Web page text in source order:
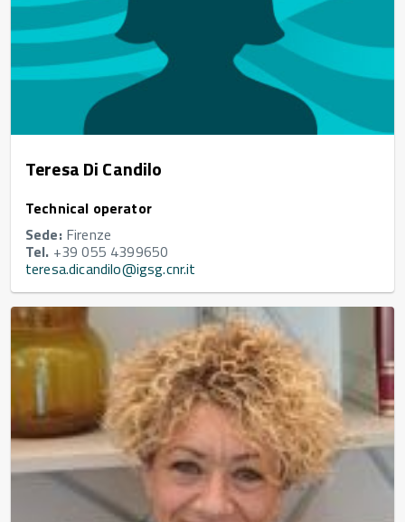
Teresa Di Candilo
Technical operator
Sede:Firenze
Tel. +39 055 4399650
teresa.dicandilo@igsg.cnr.it